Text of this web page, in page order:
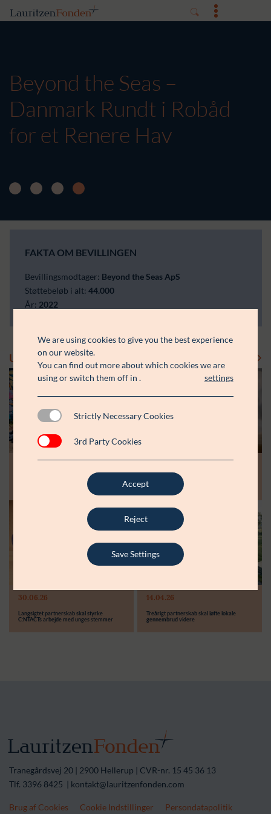
Beyond the Seas –
Danmark Rundt i Robåd
for et Renere Hav
FAKTA OM BEVILLINGEN
Bevillingsmodtager: Beyond the Seas ApS
Støttebeløb i alt: 44.000
År: 2022
Uddelinger
Råt&Godts Venner skal styrke fællesskab
Aspiranterne får arbejdsro til at styrke
unge fællesskaber
30.06.26
Langsigtet partnerskab skal styrke
C:NTACTs arbejde med unges stemmer
6.000.000 kr.
14.04.26
Treårigt partnerskab skal løfte lokale
gennembrud videre
Støttebeløb i alt:
Tranegårdsvej 20 | 2900 Hellerup | CVR-nr. 15 45 36 13
Tlf. 3396 8425 | kontakt@lauritzenfonden.com
Brug af Cookies Cookie Indstillinger Persondatapolitik
We are using cookies to give you the best experience
on our website.
You can find out more about which cookies we are
using or switch them off in
settings
.
Strictly Necessary Cookies
3rd Party Cookies
Accept
Reject
Save Settings